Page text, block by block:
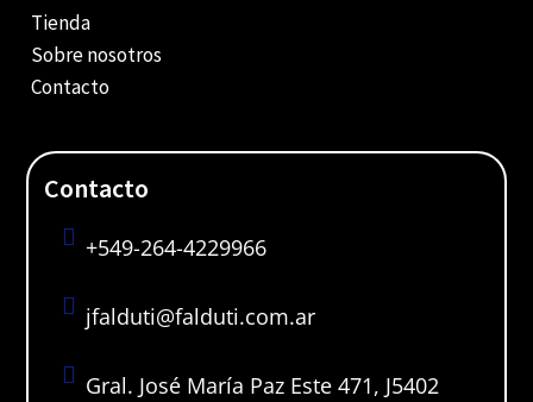
Tienda
Sobre nosotros
Contacto
Contacto
 +549-264-4229966
 jfalduti@falduti.com.ar
 Gral. José María Paz Este 471, J5402